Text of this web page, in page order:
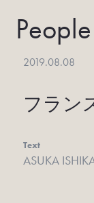
People
2019.08.08
フラン
Text
ASUKA